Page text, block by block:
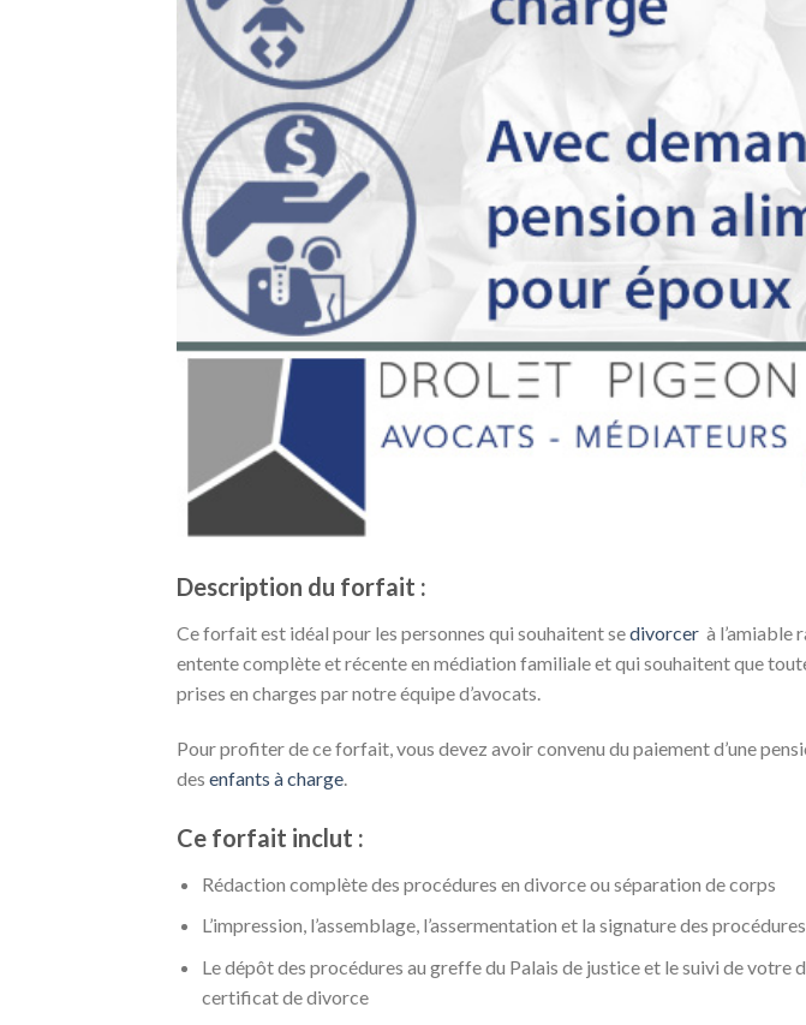
Description du forfait :
Ce forfait est idéal pour les personnes qui souhaitent sedivorcer à l’amiable
entente complète et récente en médiation familiale et qui souhaitent que
prises en charges par notre équipe d’avocats.
Pour profiter de ce forfait, vous devez avoir convenu du paiement d’une
des enfants à charge.
Ce forfait inclut :
Rédaction complète des procédures en divorce ou séparation de corps
L’impression, l’assemblage, l’assermentation et la signature des
Le dépôt des procédures au greffe du Palais de justice et le suivi de votre
certificat de divorce